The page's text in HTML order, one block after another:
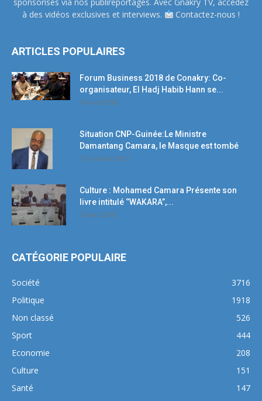
à des vidéos exclusives et interviews.
Contactez-nous !
ARTICLES POPULAIRES
Forum Business 2018 de Conakry: Co-
organisateur, El Hadj Habib Hann se...
19 avril 2018
Situation CNP-Guinée:Le Ministre
Damantang Camara, le Masque est tombé
11 octobre 2017
Culture : Mohamed Camara Présente son
livre intitulé ‘’WAKARA’’,...
5 mars 2018
CATÉGORIE POPULAIRE
Société
3716
Politique
1918
Non classé
526
Sport
444
Economie
208
Culture
151
Santé
147